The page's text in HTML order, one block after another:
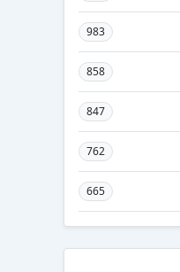
983
858
847
762
665